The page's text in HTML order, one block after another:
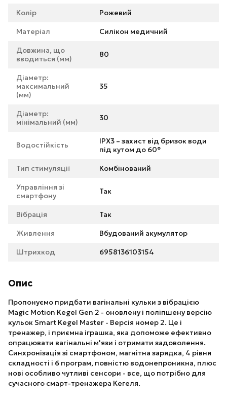
Колір Рожевий
Матеріал Силікон медичний
Довжина, що
вводиться (мм)
80
Діаметр:
максимальний
(мм)
35
Діаметр:
мінімальний (мм)
30
Водостійкість
IPX3 – захист від бризок води
під кутом до 60°
Тип стимуляції Комбінований
Управління зі
смартфону
Так
Вібрація Так
Живлення Вбудований акумулятор
Штрихкод 6958136103154
Опис
Пропонуємо придбати вагінальні кульки з вібрацією
Magic Motion Kegel Gen 2 - оновлену і поліпшену версію
кульок Smart Kegel Master - Версія номер 2. Це і
тренажер, і приємна іграшка, яка допоможе ефективно
опрацювати вагінальні м'язи і отримати задоволення.
Синхронізація зі смартфоном, магнітна зарядка, 4 рівня
складності і 6 програм, повністю водонепроникна, плюс
нові особливо чутливі сенсори - все, що потрібно для
сучасного смарт-тренажера Кегеля.